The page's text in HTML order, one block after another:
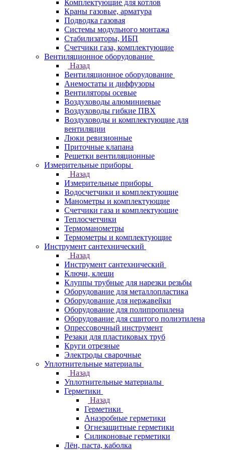
Комплектующие для котлов
Краны газовые, арматура
Подводка газовая
Системы модульного монтажа
Стабилизаторы, ИБП
Счетчики газа, комплектующие
Вентиляционное оборудование
Назад
Вентиляционное оборудование
Анемостаты и диффузоры
Вентиляторы осевые
Воздуховоды алюминиевые
Воздуховоды гибкие ПВХ
Воздуховоды и комплектующие для
вентиляции
Люки ревизионные
Приточные клапана
Решетки вентиляционные
Измерительные приборы
Назад
Измерительные приборы
Водосчетчики и комплектующие
Манометры и комплектующие
Счетчики газа и комплектующие
Теплосчетчики
Термоманометры
Термометры и комплектующие
Инструмент сантехнический
Назад
Инструмент сантехнический
Ключи, клещи
Клуппы трубные для нарезки резьбы
Оборудование для металлопластика
Оборудование для нержавейки
Оборудование для полипропилена
Оборудование для сшитого полиэтилена
Опрессовочный инструмент
Резаки для пластиковых труб
Круги отрезные
Электроды сварочные
Уплотнительные материалы
Назад
Уплотнительные материалы
Герметики
Назад
Герметики
Анаэробные герметики
Огнезащитные герметики
Силиконовые герметики
Лён, паста, каболка